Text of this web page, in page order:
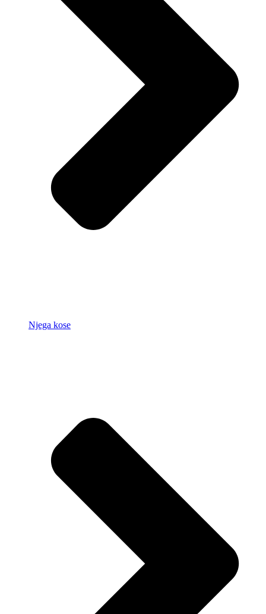
Njega kose